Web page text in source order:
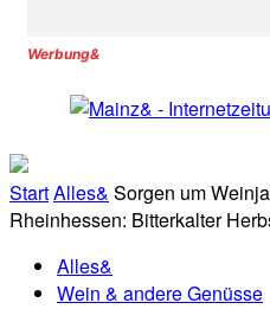
Werbung&
StartAlles& Sorgen um
Rheinhessen: Bitterkalter
Alles&
Wein & andere Genüsse